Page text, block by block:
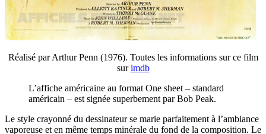
Réalisé par Arthur Penn (1976). Toutes les informations sur ce film
surimdb
L’affiche américaine au format One sheet – standard
américain – est signée superbement par Bob Peak.
Le style crayonné du dessinateur se marie parfaitement à l’ambiance
vaporeuse et en même temps minérale du fond de la composition. Le